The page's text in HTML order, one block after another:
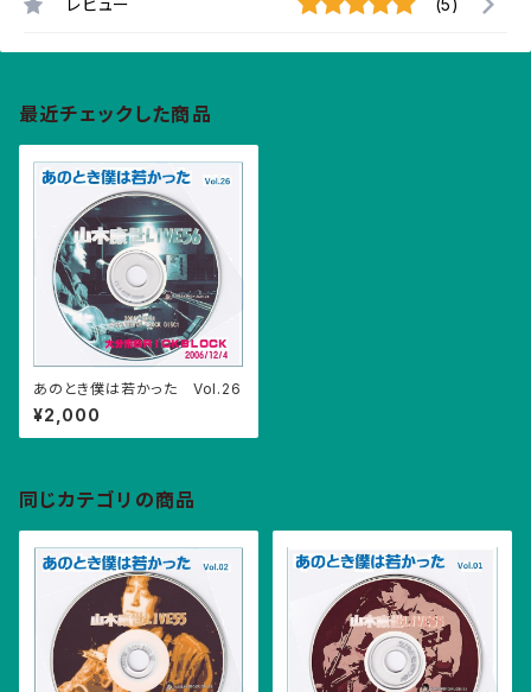
レビュー (5)
最近チェックした商品
あのとき僕は若かった Vol.26
¥2,000
同じカテゴリの商品